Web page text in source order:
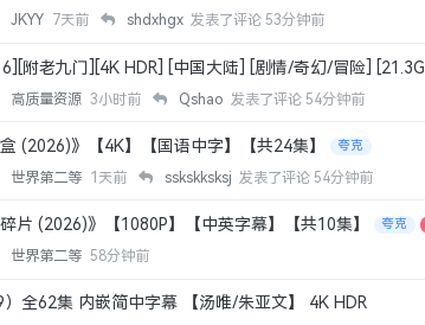
JKYY 7天前 shdxhgx 发表了评论 53分钟前
附老九门][4K HDR] [中国大陆] [剧情/奇幻/冒险] [21.3G]
高质量资源 3小时前 Qshao 发表了评论 54分钟前
(2026)》【4K】【国语中字】【共24集】 夸克
世界第二等 1天前 sskskksksj 发表了评论 54分钟前
碎片 (2026)》【1080P】【中英字幕】【共10集】 夸克
世界第二等 58分钟前
全62集 内嵌简中字幕 【汤唯/朱亚文】 4K HDR